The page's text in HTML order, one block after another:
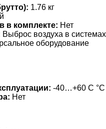
1.76 кг
в комплекте: Нет
Выброс воздуха в
оборудование
-40…+60 С °С
Нет